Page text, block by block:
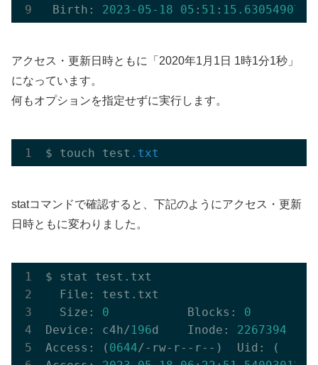
Birth: 2023-05-18 05 : 51 : 15.630549071
アクセス・更新日時ともに「2020年1月1日 1時1分1秒」
になっています。
何もオプションを指定せずに実行します。
$ touch test .txt
statコマンドで確認すると、下記のようにアクセス・更新
日時ともに変わりました。
$ stat test.txt
  File: test.txt
  Size:
0
           Blocks:
0
Device: c4h/196d    Inode: 2267394
Access: ( 0644/-rw-r--r--)  Uid: (